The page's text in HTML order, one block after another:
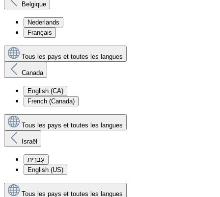
Belgique
Nederlands
Français
Tous les pays et toutes les langues
Canada
English (CA)
French (Canada)
Tous les pays et toutes les langues
Israël
עִברִית
English (US)
Tous les pays et toutes les langues